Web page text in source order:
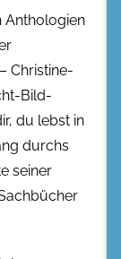
Anthologien
Christine-
Bild-
du lebst in
durchs
seiner